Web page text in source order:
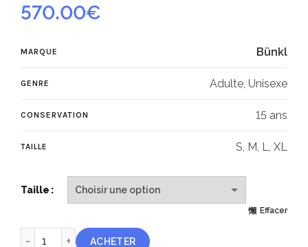
570.00€
MARQUE Bünkl
GENRE Adulte, Unisexe
CONSERVATION 15 ans
TAILLE S, M, L, XL
Taille
Effacer
quantité de Combinaison NRBC adulte
ACHETER